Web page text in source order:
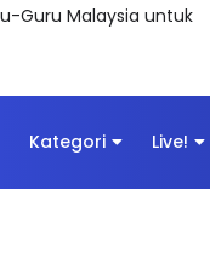
Guru Malaysia untuk
Kategori Live!